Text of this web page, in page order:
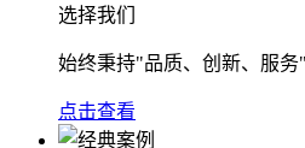
选择我们
始终秉持"品质、创新、服
点击查看